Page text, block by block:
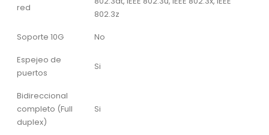
red
802.3z
Soporte 10G
No
Espejeo de
puertos
Si
Bidireccional
completo (Full
duplex)
Si